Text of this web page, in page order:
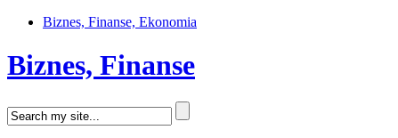
Biznes, Finanse, Ekonomia
Biznes, Finanse